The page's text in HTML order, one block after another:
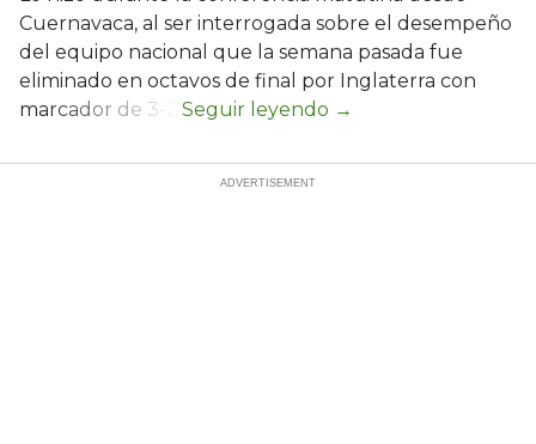
Cuernavaca, al ser interrogada sobre el desempeño
del equipo nacional que la semana pasada fue
eliminado en octavos de final por Inglaterra con
marcador de 3-2.